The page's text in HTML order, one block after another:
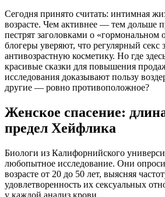
Сегодня принято считать: интимная
возрасте. Чем активнее — тем
пестрят заголовками о «гормональном
блогеры уверяют, что регулярный секс
антивозрастную косметику. Но где
красивые сказки для повышения
исследования доказывают пользу
другие — ровно противоположное?
Женское спасение:
предел Хейфлика
Биологи из Калифорнийского
любопытное исследование. Они
возрасте от 20 до 50 лет, выясняя
удовлетворенность их сексуальных
у каждой анализ крови.